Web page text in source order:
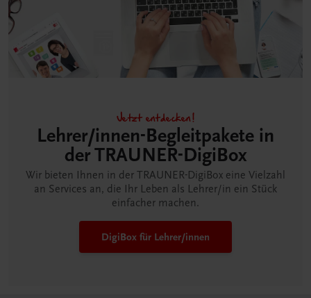
Jetzt entdecken!
Lehrer/innen-Begleitpakete in
der TRAUNER-DigiBox
Wir bieten Ihnen in der TRAUNER-DigiBox eine Vielzahl
an Services an, die Ihr Leben als Lehrer/in ein Stück
einfacher machen.
DigiBox für Lehrer/innen